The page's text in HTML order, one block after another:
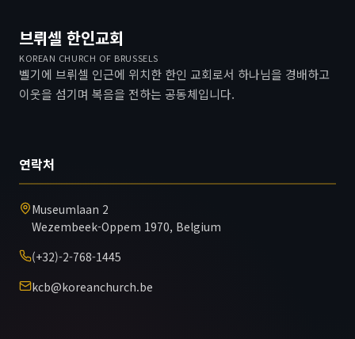
브뤼셀 한인교회
KOREAN CHURCH OF BRUSSELS
벨기에 브뤼셀 인근에 위치한 한인 교회로서 하나님을 경배하고
이웃을 섬기며 복음을 전하는 공동체입니다.
연락처
Museumlaan 2
Wezembeek-Oppem 1970, Belgium
(+32)-2-768-1445
kcb@koreanchurch.be